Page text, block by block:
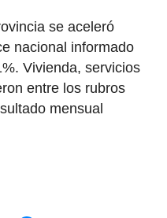
se aceleró
nacional informado
Vivienda, servicios
entre los rubros
mensual